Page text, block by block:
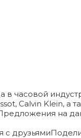
в часовой
Calvin Klein, а
на
с друзьями